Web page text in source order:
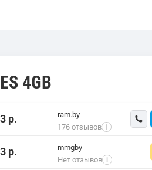
4GB
р.
ram.by
176 отзывов i
р.
mmgby
Нет отзывов i